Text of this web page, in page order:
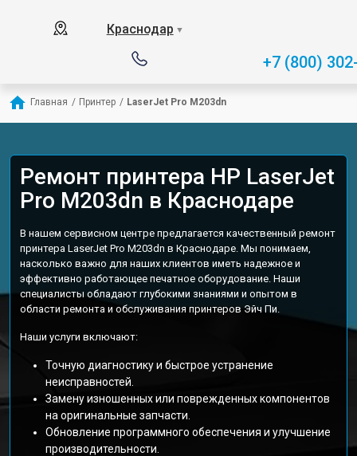
Краснодар ▼
+7 (800)
Главная / Принтер / LaserJet Pro M203dn
Ремонт принтера HP LaserJet
Pro M203dn в Краснодаре
В нашем сервисном центре предлагается качественный ремонт
принтера LaserJet Pro M203dn в Краснодаре. Мы понимаем,
насколько важно для наших клиентов иметь надежное и
эффективно работающее печатное оборудование. Наши
специалисты обладают глубокими знаниями и опытом в
области ремонта и обслуживания принтеров Эйч Пи.
Наши услуги включают:
Точную диагностику и быстрое устранение
неисправностей.
Замену изношенных или поврежденных компонентов
на оригинальные запчасти.
Обновление программного обеспечения и улучшение
производительности.